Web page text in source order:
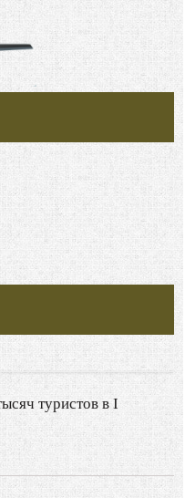
туристов в I